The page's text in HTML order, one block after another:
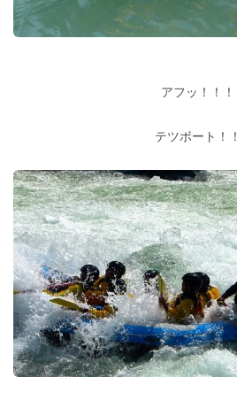
アフッ！！！
テツボート！！